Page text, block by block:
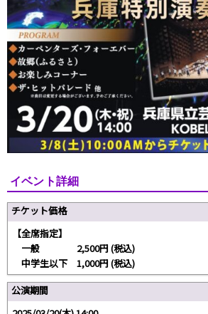
イベント詳細
チケット価格
【全席指定】
一般 2,500円 (税込)
中学生以下 1,000円 (税込)
公演期間